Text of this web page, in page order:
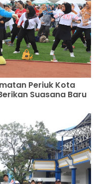
Periuk Kota
Suasana Baru